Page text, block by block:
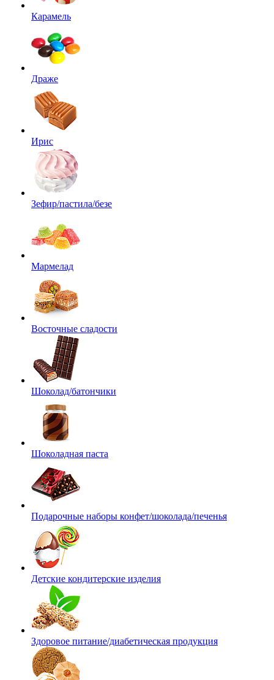
Карамель
Драже
Ирис
Зефир/пастила/безе
Мармелад
Восточные сладости
Шоколад/батончики
Шоколадная паста
Подарочные наборы конфет/шоколада/печенья
Детские кондитерские изделия
Здоровое питание/диабетическая продукция